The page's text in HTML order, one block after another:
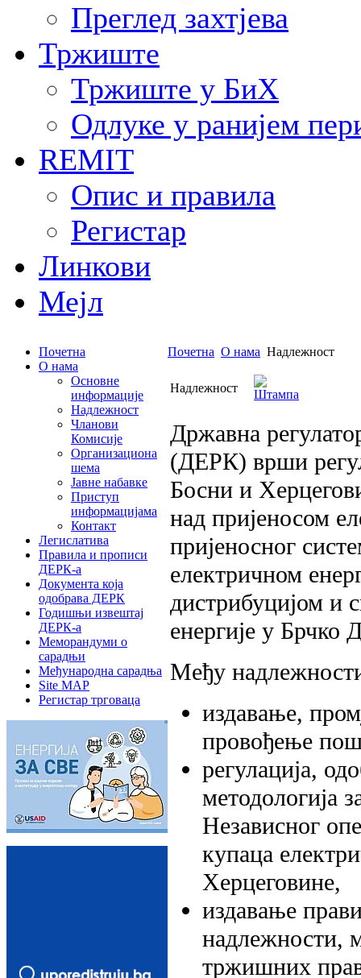
Преглед захтјева
Тржиште
Тржиште у БиХ
Одлуке у ранијем
REMIT
Опис и правила
Регистар
Линкови
Мејл
Почетна
О нама
Основне
информације
Надлежност
Чланови
Комисије
Организациона
шема
Јавне набавке
Приступ
информацијама
Контакт
Легислатива
Правила и прописи
ДЕРК-а
Документа која
одобрава ДЕРК
Годишњи извештај
ДЕРК-а
Меморандуми о
сарадњи
Међународна сарадња
Site MAP
Регистар трговаца
Почетна О нама Надлежност
Надлежност
Државна
(ДЕРК) врши
Босни и
над пријеносом
пријеносног
електричном
дистрибуцијом и
енергије у Брчко
Међу
издавање,
провођење
регулација,
методологија
Независног
купаца
Херцеговине,
издавање
надлежности,
тржишних